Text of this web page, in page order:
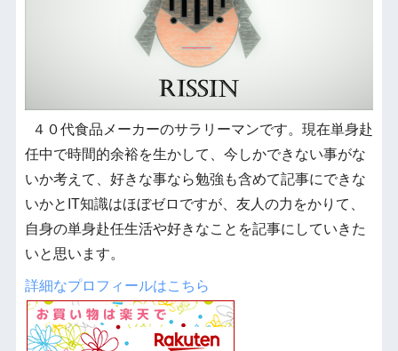
４０代食品メーカーのサラリーマンです。現在単身赴
任中で時間的余裕を生かして、今しかできない事がな
いか考えて、好きな事なら勉強も含めて記事にできな
いかとIT知識はほぼゼロですが、友人の力をかりて、
自身の単身赴任生活や好きなことを記事にしていきた
いと思います。
詳細なプロフィールはこちら